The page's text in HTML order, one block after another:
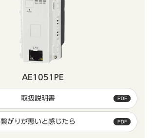
AE1051PE
取扱説明書
繋がりが悪いと感じたら